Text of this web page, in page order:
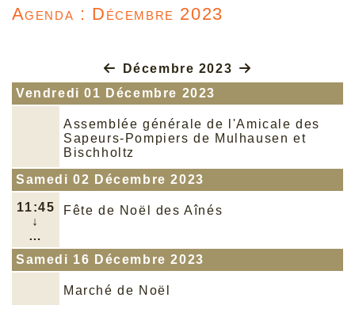
Agenda : Décembre 2023
Décembre 2023
Vendredi 01 Décembre 2023
Assemblée générale de l'Amicale des
Sapeurs-Pompiers de Mulhausen et
Bischholtz
Samedi 02 Décembre 2023
11:45
↓
…
Fête de Noël des Aînés
Samedi 16 Décembre 2023
Marché de Noël